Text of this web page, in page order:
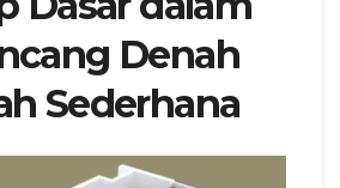
Denah
Sederhana